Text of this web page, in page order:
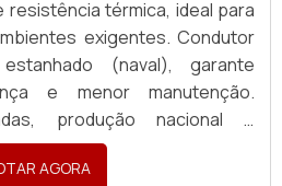
resistência térmica, ideal para
exigentes. Condutor
(naval), garante
e menor manutenção.
produção nacional e
para sua indústria.
AGORA